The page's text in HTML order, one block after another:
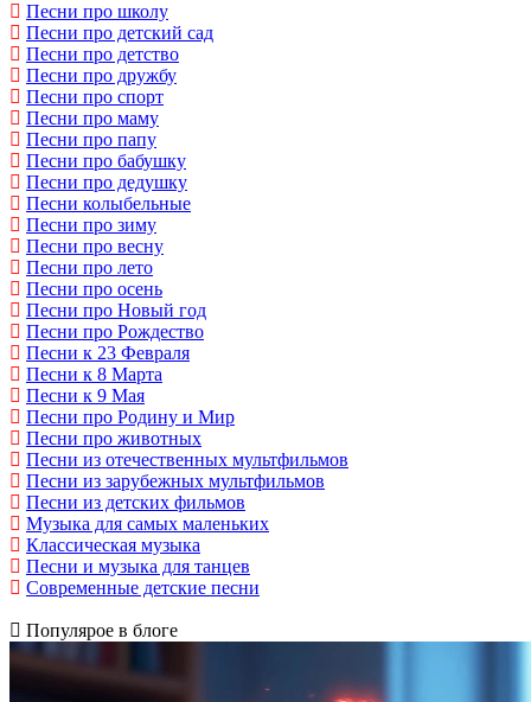
Песни про школу
Песни про детский сад
Песни про детство
Песни про дружбу
Песни про спорт
Песни про маму
Песни про папу
Песни про бабушку
Песни про дедушку
Песни колыбельные
Песни про зиму
Песни про весну
Песни про лето
Песни про осень
Песни про Новый год
Песни про Рождество
Песни к 23 Февраля
Песни к 8 Марта
Песни к 9 Мая
Песни про Родину и Мир
Песни про животных
Песни из отечественных мультфильмов
Песни из зарубежных мультфильмов
Песни из детских фильмов
Музыка для самых маленьких
Классическая музыка
Песни и музыка для танцев
Современные детские песни
Популярое в блоге